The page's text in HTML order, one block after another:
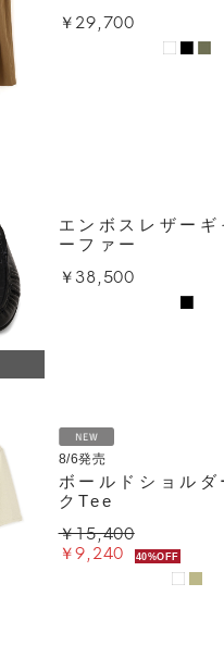
￥29,700
エンボスレザーギ
ーファー
￥38,500
8/6発売
ボールドショルダ
クTee
￥15,400
￥9,240 40%OFF